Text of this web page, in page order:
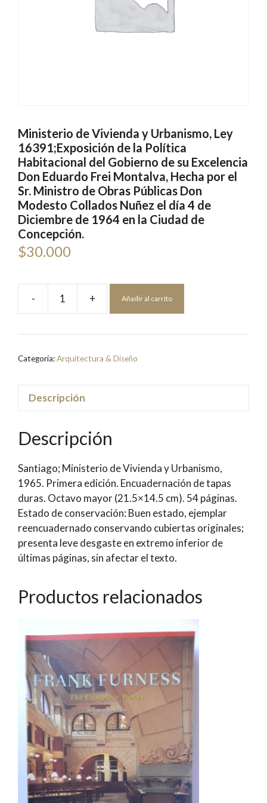
Ministerio de Vivienda y Urbanismo, Ley
16391;Exposición de la Política
Habitacional del Gobierno de su Excelencia
Don Eduardo Frei Montalva, Hecha por el
Sr. Ministro de Obras Públicas Don
Modesto Collados Nuñez el día 4 de
Diciembre de 1964 en la Ciudad de
Concepción.
$30.000
-
Ministerio
Vivienda
Urbanismo,
Política
del
Gobierno
de
su
Excelencia
Don
Eduardo
Montalva,
Hecha
el
de
Obras
Públicas
Don
Modesto
Collados
Nuñez
el
día
+ Añadir al carrito
Categoría:Arquitectura & Diseño
Descripción
Descripción
Santiago; Ministerio de Vivienda y Urbanismo,
1965. Primera edición. Encuadernación de tapas
duras. Octavo mayor (21.5×14.5 cm). 54 páginas.
Estado de conservación: Buen estado, ejemplar
reencuadernado conservando cubiertas originales;
presenta leve desgaste en extremo inferior de
últimas páginas, sin afectar el texto.
Productos relacionados